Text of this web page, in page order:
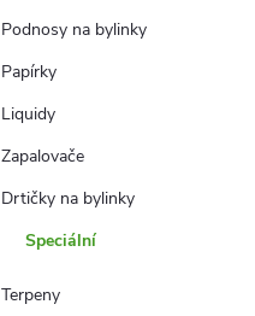
Podnosy na bylinky
Papírky
Liquidy
Zapalovače
Drtičky na bylinky
Speciální
Terpeny